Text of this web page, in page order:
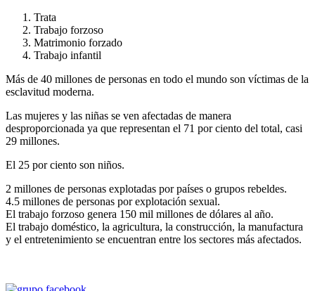
Trata
Trabajo forzoso
Matrimonio forzado
Trabajo infantil
Más de 40 millones de personas en todo el mundo son víctimas de la
esclavitud moderna.
Las mujeres y las niñas se ven afectadas de manera
desproporcionada ya que representan el 71 por ciento del total, casi
29 millones.
El 25 por ciento son niños.
2 millones de personas explotadas por países o grupos rebeldes.
4.5 millones de personas por explotación sexual.
El trabajo forzoso genera 150 mil millones de dólares al año.
El trabajo doméstico, la agricultura, la construcción, la manufactura
y el entretenimiento se encuentran entre los sectores más afectados.